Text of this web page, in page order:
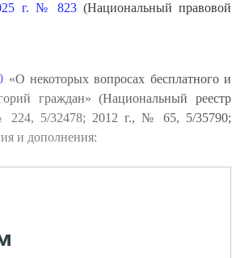
г. № 823 (Национальный правовой
«О некоторых вопросах бесплатного и
граждан» (Национальный реестр
224, 5/32478; 2012 г., № 65, 5/35790;
и дополнения: